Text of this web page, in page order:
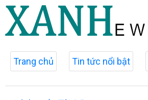
Trang chủ Tin tức nổi bật